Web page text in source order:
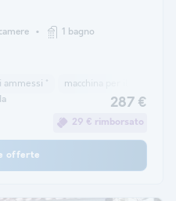
1 bagno
ammessi * macchina per il caffè
287 €
29 € rimborsato
offerte